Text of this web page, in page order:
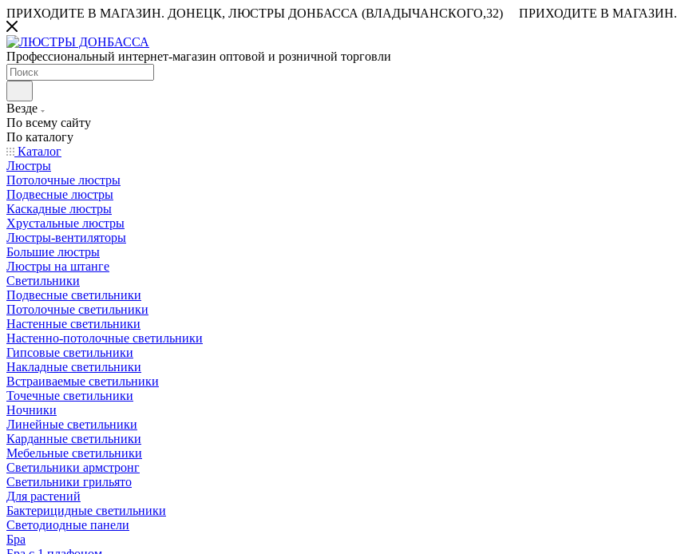
ПРИХОДИТЕ В МАГАЗИН. ДОНЕЦК, ЛЮСТРЫ ДОНБАССА (ВЛАДЫЧАНСКОГО,32) ПРИХОДИТЕ В МАГАЗИН.
Профессиональный интернет-магазин оптовой и розничной торговли
Везде
По всему сайту
По каталогу
Каталог
Люстры
Потолочные люстры
Подвесные люстры
Каскадные люстры
Хрустальные люстры
Люстры-вентиляторы
Большие люстры
Люстры на штанге
Светильники
Подвесные светильники
Потолочные светильники
Настенные светильники
Настенно-потолочные светильники
Гипсовые светильники
Накладные светильники
Встраиваемые светильники
Точечные светильники
Ночники
Линейные светильники
Карданные светильники
Мебельные светильники
Светильники армстронг
Светильники грильято
Для растений
Бактерицидные светильники
Светодиодные панели
Бра